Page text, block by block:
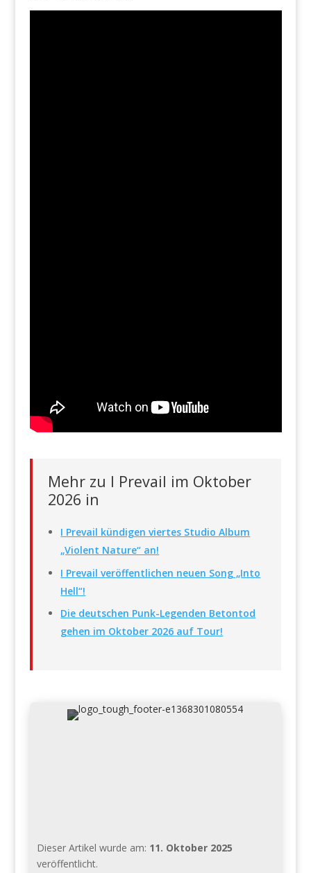
Mehr zu I Prevail im Oktober
2026 in
I Prevail kündigen viertes Studio Album
„Violent Nature“ an!
I Prevail veröffentlichen neuen Song „Into
Hell“!
Die deutschen Punk-Legenden Betontod
gehen im Oktober 2026 auf Tour!
Dieser Artikel wurde am: 11. Oktober 2025
veröffentlicht.